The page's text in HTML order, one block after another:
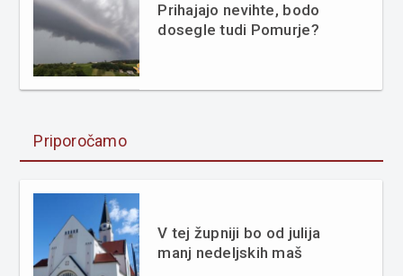
Prihajajo nevihte, bodo
dosegle tudi Pomurje?
Priporočamo
V tej župniji bo od julija
manj nedeljskih maš